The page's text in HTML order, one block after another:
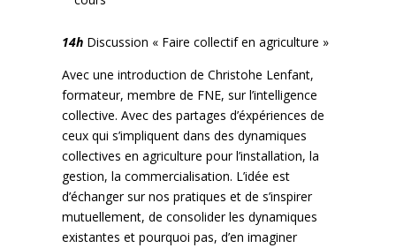
14h Discussion « Faire collectif en agriculture »
Avec une introduction de Christohe Lenfant,
formateur, membre de FNE, sur l’intelligence
collective. Avec des partages d’éxpériences de
ceux qui s’impliquent dans des dynamiques
collectives en agriculture pour l’installation, la
gestion, la commercialisation. L’idée est
d’échanger sur nos pratiques et de s’inspirer
mutuellement, de consolider les dynamiques
existantes et pourquoi pas, d’en imaginer